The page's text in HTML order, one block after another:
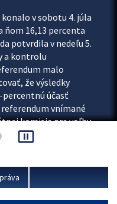
v sobotu 4. júla
ňom 16,13 percenta
potvrdila v nedeľu 5.
a kontrolu
malo
že výsledky
účasť
vnímané
komisie pre voľby
pause_presentation